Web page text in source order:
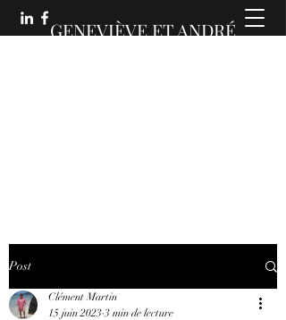
GENEVIÈVE ET ANDRÉ
Post
Clément Martin
15 juin 2023 3 min de lecture